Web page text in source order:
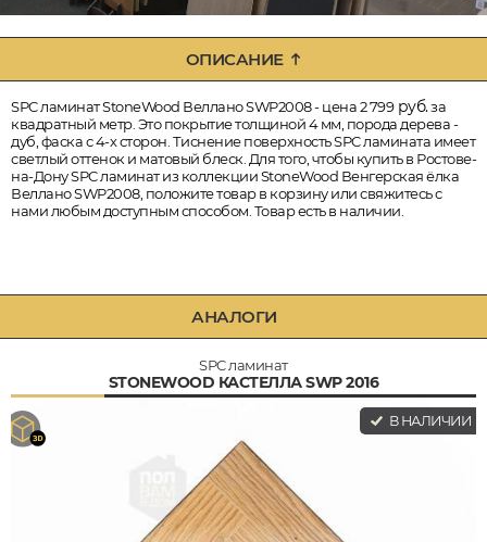
ОПИСАНИЕ
SPC ламинат StoneWood Веллано SWP2008 - цена 2 799руб.за
квадратный метр. Это покрытие толщиной 4 мм, порода дерева -
дуб, фаска с 4-х сторон. Тиснение поверхность SPC ламината имеет
светлый оттенок и матовый блеск. Для того, чтобы купить в Ростове-
на-Дону SPC ламинат из коллекции StoneWood Венгерская ёлка
Веллано SWP2008, положите товар в корзину или свяжитесь с
нами любым доступным способом. Товар есть в наличии.
АНАЛОГИ
SPC ламинат
STONEWOOD КАСТЕЛЛА SWP 2016
В НАЛИЧИИ